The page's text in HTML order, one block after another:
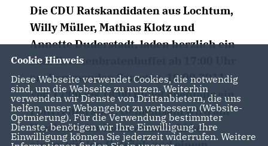
Die CDU Ratskandidaten aus Lochtum,
Willy Müller, Mathias Klotz und
Annette Duderstadt, laden herzlich ein
zum Krustenbratenbuffet ab 17:00 Uhr
am kommenden Samstag, 10.09.2011.
Von 17:00 bis 18:00 findet ebenfalls ein
Ponyreiten statt. Gemeinsam wird am
Vorabend der Kommunalwahl bei
Cookie Hinweis
Diese Webseite verwendet Cookies, die notwendig
sind, um die Webseite zu nutzen. Weiterhin
verwenden wir Dienste von Drittanbietern, die uns
helfen, unser Webangebot zu verbessern (Website-
Optmierung). Für die Verwendung bestimmter
Dienste, benötigen wir Ihre Einwilligung. Ihre
Einwilligung können Sie jederzeit widerrufen. Weitere